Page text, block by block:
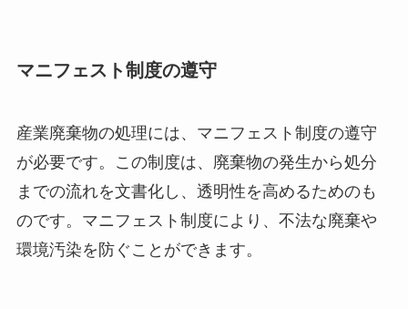
マニフェスト制度の遵守
産業廃棄物の処理には、マニフェスト制度の遵守
が必要です。この制度は、廃棄物の発生から処分
までの流れを文書化し、透明性を高めるためのも
のです。マニフェスト制度により、不法な廃棄や
環境汚染を防ぐことができます。